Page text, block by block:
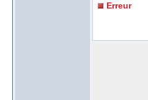
Erreur